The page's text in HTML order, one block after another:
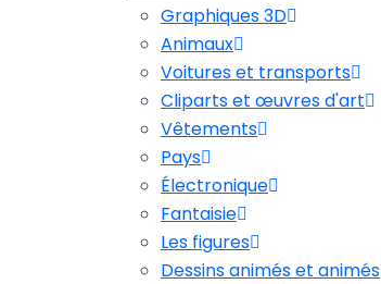
Graphiques 3D
Animaux
Voitures et transports
Cliparts et œuvres d'art
Vêtements
Pays
Électronique
Fantaisie
Les figures
Dessins animés et animés